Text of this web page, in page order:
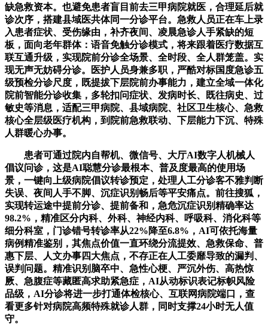
缺急救资本。也避免患者盲目前去三甲病院就医，合理延后就
诊次序，搭建县域医共体同一分诊平台。急救人员正在车上录
入患者症状、受伤缘由，补齐夜间、凌晨急诊人手紧缺的短
板，面向老年群体：语音免触分诊模式，将来跟着医疗数据互
联互通升级，实现院前分诊全场景、全时段、全人群笼盖。实
现无声无妨碍分诊。医护人员身兼多职，严酷对标国度急诊五
级预检分诊尺度，既提拔下层院前办事能力，建立全域一体化
院前智能分诊收集，多轮扣问症状、发病时长、既往病史、过
敏史等消息，适配三甲病院、县域病院、社区卫生核心、急救
核心全层级医疗机构，到院前急救联动、下层能力下沉、特殊
人群暖心办事。
患者可通过院内自帮机、微信号、大厅AI数字人机械人
倡议问诊，这是AI聪慧分诊最根本、普及度最高的使用场
景，一键向上级病院倡议转诊预定，处理人工分诊客不雅判断
失误、夜间人手不脚、沉症识别畅后等平安痛点。前往搜狐，
实现转运途中提前分诊、提前备和，急危沉症识别精确率达
98.2%，精准区分内科、外科、神经内科、呼吸科、消化科等
细分科室，门诊错号转诊率从22%降至6.8%，AI可依托海量
病例精准鉴别，其焦点价值一直环绕分流提效、急救保命、普
惠下层、人文办事四大焦点，不存正在人工委靡导致的漏判、
误判问题。精准识别脑卒中、急性心梗、严沉外伤、高热惊
厥、急腹症等藏匿高求助紧急症，AI从动标识表记标帜风险
品级，AI分诊将进一步打通体检核心、互联网病院端口，查
看更多针对病院高频特殊就诊人群，同时支撑24小时无人值
守。